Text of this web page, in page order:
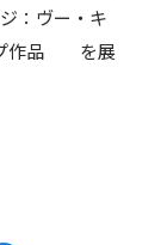
：ヴー・キ
プ作品 を展